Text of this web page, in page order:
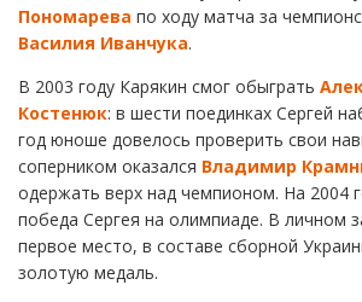
Пономарева по ходу матча за
Василия Иванчука.
В 2003 году Карякин смог обыграть
Костенюк: в шести поединках Сергей
год юноше довелось проверить свои
соперником оказался Владимир
одержать верх над чемпионом. На 2004
победа Сергея на олимпиаде. В личном
первое место, в составе сборной
золотую медаль.